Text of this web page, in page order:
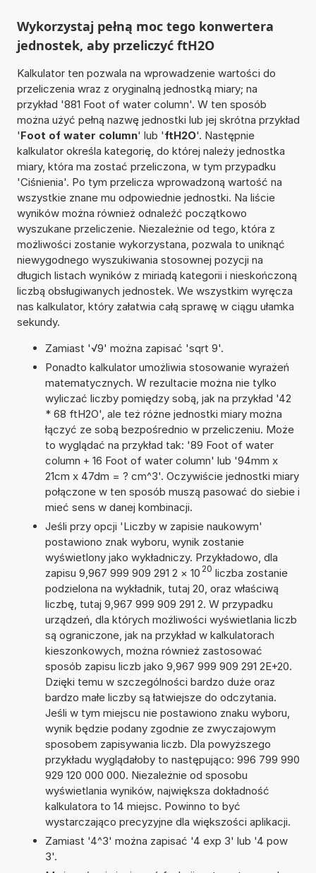
Wykorzystaj pełną moc tego konwertera
jednostek, aby przeliczyć ftH2O
Kalkulator ten pozwala na wprowadzenie wartości do
przeliczenia wraz z oryginalną jednostką miary; na
przykład '881 Foot of water column'. W ten sposób
można użyć pełną nazwę jednostki lub jej skrótna przykład
'Foot of water column' lub 'ftH2O'. Następnie
kalkulator określa kategorię, do której należy jednostka
miary, która ma zostać przeliczona, w tym przypadku
'Ciśnienia'. Po tym przelicza wprowadzoną wartość na
wszystkie znane mu odpowiednie jednostki. Na liście
wyników można również odnaleźć początkowo
wyszukane przeliczenie. Niezależnie od tego, która z
możliwości zostanie wykorzystana, pozwala to uniknąć
niewygodnego wyszukiwania stosownej pozycji na
długich listach wyników z miriadą kategorii i nieskończoną
liczbą obsługiwanych jednostek. We wszystkim wyręcza
nas kalkulator, który załatwia całą sprawę w ciągu ułamka
sekundy.
Zamiast '√9' można zapisać 'sqrt 9'.
Ponadto kalkulator umożliwia stosowanie wyrażeń
matematycznych. W rezultacie można nie tylko
wyliczać liczby pomiędzy sobą, jak na przykład '42
* 68 ftH2O', ale też różne jednostki miary można
łączyć ze sobą bezpośrednio w przeliczeniu. Może
to wyglądać na przykład tak: '89 Foot of water
column + 16 Foot of water column' lub '94mm x
21cm x 47dm = ? cm^3'. Oczywiście jednostki miary
połączone w ten sposób muszą pasować do siebie i
mieć sens w danej kombinacji.
Jeśli przy opcji 'Liczby w zapisie naukowym'
postawiono znak wyboru, wynik zostanie
wyświetlony jako wykładniczy. Przykładowo, dla
zapisu 9,967 999 909 291 2 × 10 20 liczba zostanie
podzielona na wykładnik, tutaj 20, oraz właściwą
liczbę, tutaj 9,967 999 909 291 2. W przypadku
urządzeń, dla których możliwości wyświetlania liczb
są ograniczone, jak na przykład w kalkulatorach
kieszonkowych, można również zastosować
sposób zapisu liczb jako 9,967 999 909 291 2E+20.
Dzięki temu w szczególności bardzo duże oraz
bardzo małe liczby są łatwiejsze do odczytania.
Jeśli w tym miejscu nie postawiono znaku wyboru,
wynik będzie podany zgodnie ze zwyczajowym
sposobem zapisywania liczb. Dla powyższego
przykładu wyglądałoby to następująco: 996 799 990
929 120 000 000. Niezależnie od sposobu
wyświetlania wyników, największa dokładność
kalkulatora to 14 miejsc. Powinno to być
wystarczająco precyzyjne dla większości aplikacji.
Zamiast '4^3' można zapisać '4 exp 3' lub '4 pow
3'.